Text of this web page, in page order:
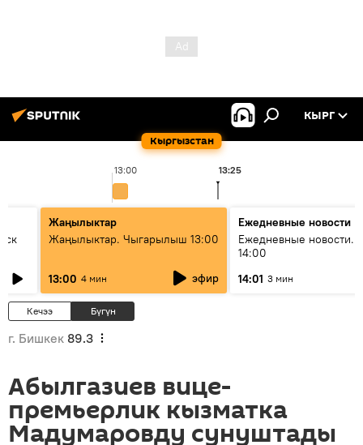
Кыргызстан
КЫРГ
13:00 13:25
Жаңылыктар
Жаңылыктар. Чыгарылыш 13:00
13:00 4 мин эфир
Ежедневные новости
Ежедневные новости.
14:00
14:01 3 мин
Кечээ Бүгүн
г. Бишкек 89.3
Абылгазиев вице-
премьерлик кызматка
Мадумаровду сунуштады